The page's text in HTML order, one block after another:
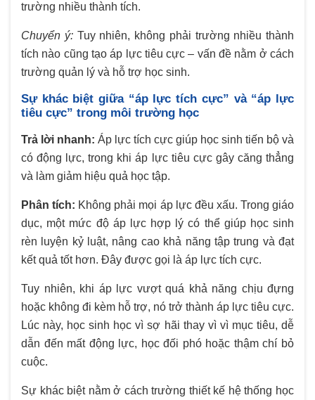
trường nhiều thành tích.
Chuyển ý:Tuy nhiên, không phải trường nhiều thành
tích nào cũng tạo áp lực tiêu cực – vấn đề nằm ở cách
trường quản lý và hỗ trợ học sinh.
Sự khác biệt giữa “áp lực tích cực” và “áp lực
tiêu cực” trong môi trường học
Trả lời nhanh: Áp lực tích cực giúp học sinh tiến bộ và
có động lực, trong khi áp lực tiêu cực gây căng thẳng
và làm giảm hiệu quả học tập.
Phân tích: Không phải mọi áp lực đều xấu. Trong giáo
dục, một mức độ áp lực hợp lý có thể giúp học sinh
rèn luyện kỷ luật, nâng cao khả năng tập trung và đạt
kết quả tốt hơn. Đây được gọi là áp lực tích cực.
Tuy nhiên, khi áp lực vượt quá khả năng chịu đựng
hoặc không đi kèm hỗ trợ, nó trở thành áp lực tiêu cực.
Lúc này, học sinh học vì sợ hãi thay vì vì mục tiêu, dễ
dẫn đến mất động lực, học đối phó hoặc thậm chí bỏ
cuộc.
Sự khác biệt nằm ở cách trường thiết kế hệ thống học